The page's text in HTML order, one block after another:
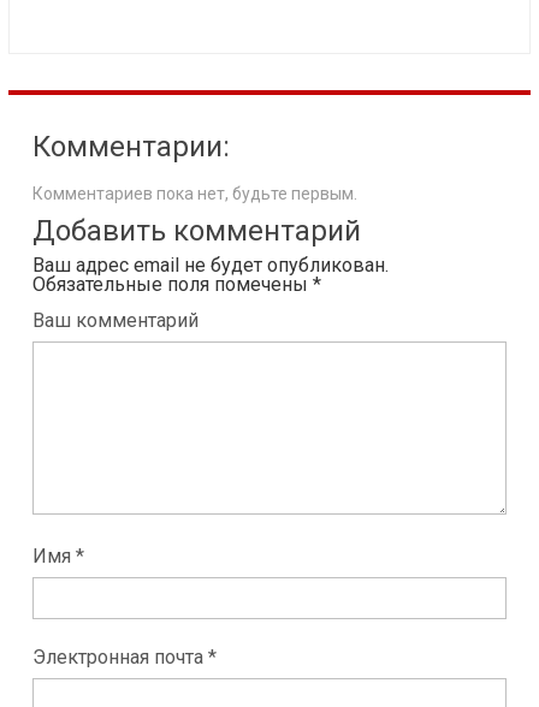
Комментарии:
Комментариев пока нет, будьте первым.
Добавить комментарий
Ваш адрес email не будет опубликован.
Обязательные поля помечены *
Ваш комментарий
Имя *
Электронная почта *